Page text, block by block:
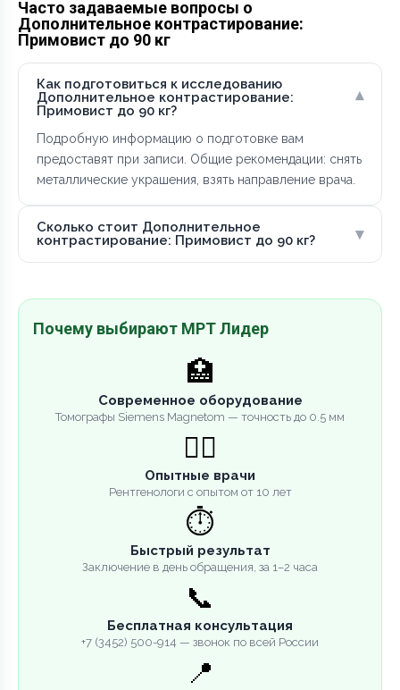
Часто задаваемые вопросы о
Дополнительное контрастирование:
Примовист до 90 кг
Как подготовиться к исследованию
Дополнительное контрастирование:
Примовист до 90 кг?
▾
Подробную информацию о подготовке вам
предоставят при записи. Общие рекомендации: снять
металлические украшения, взять направление врача.
Сколько стоит Дополнительное
контрастирование: Примовист до 90 кг?
▾
Почему выбирают МРТ Лидер
🏥
Современное оборудование
Томографы Siemens Magnetom — точность до 0.5 мм
👨‍⚕️
Опытные врачи
Рентгенологи с опытом от 10 лет
⏱️
Быстрый результат
Заключение в день обращения, за 1–2 часа
📞
Бесплатная консультация
+7 (3452) 500-914 — звонок по всей России
📍